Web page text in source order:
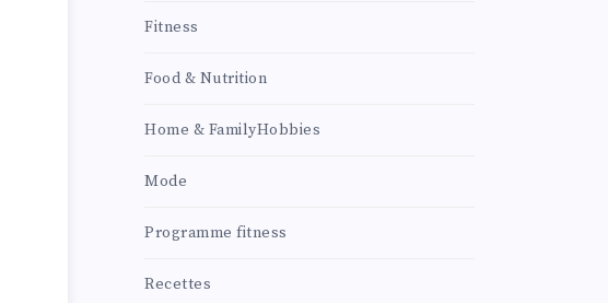
Fitness
Food & Nutrition
Home & FamilyHobbies
Mode
Programme fitness
Recettes